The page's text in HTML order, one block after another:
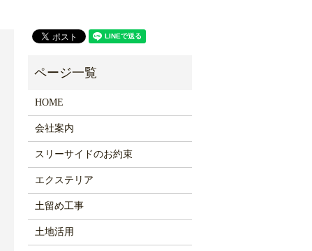
HOME
会社案内
スリーサイドのお約束
エクステリア
土留め工事
土地活用